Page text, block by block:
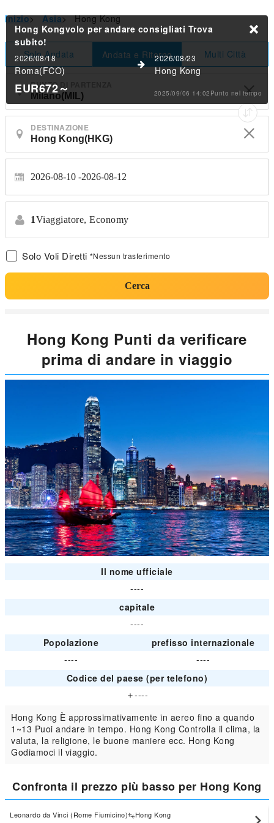
Inizio> Asia> Hong Kong
Solo Andata Andata e Ritorno Multi Città
PUNTO DI PARTENZA
DESTINAZIONE
2026-08-10 2026-08-12
1Viaggiatore, Economy
Solo Voli Diretti *Nessun trasferimento
Cerca
Hong Kongvolo per andare consigliati Trova
subito!
2026/08/18
Roma(FCO)
2026/08/23
Hong Kong
EUR672～ 2025/09/06 14:02Punto nel tempo
Hong Kong Punti da verificare
prima di andare in viaggio
Il nome ufficiale
----
capitale
----
Popolazione
prefisso internazionale
----
----
Codice del paese (per telefono)
＋----
Hong Kong È approssimativamente in aereo fino a quando
1~13 Puoi andare in tempo. Hong Kong Controlla il clima, la
valuta, la religione, le buone maniere ecc. Hong Kong
Godiamoci il viaggio.
Confronta il prezzo più basso per Hong Kong
Leonardo da Vinci (Rome Fiumicino) Hong Kong